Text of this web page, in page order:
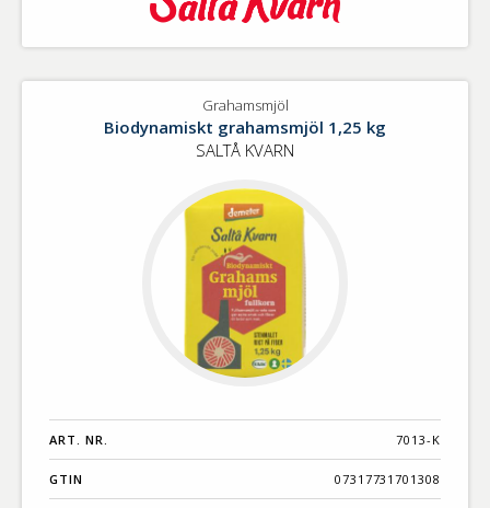
Grahamsmjöl
Biodynamiskt grahamsmjöl 1,25 kg
SALTÅ KVARN
ART. NR. 7013-K
GTIN 07317731701308